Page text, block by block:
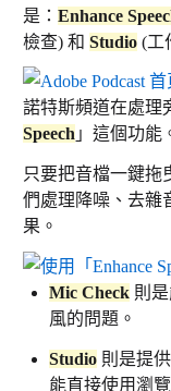
是： Enhance
檢查) 和 Studio (工
諾特斯頻道在處理
Speech 」這個功能
只要把音檔一鍵拖
們處理降噪、去雜
果。
Mic Check 則
風的問題。
Studio 則是提
能直接使用瀏